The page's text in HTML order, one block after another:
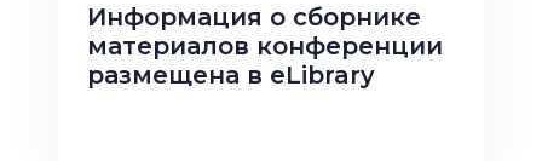
Информация о сборнике
материалов конференции
размещена в eLibrary